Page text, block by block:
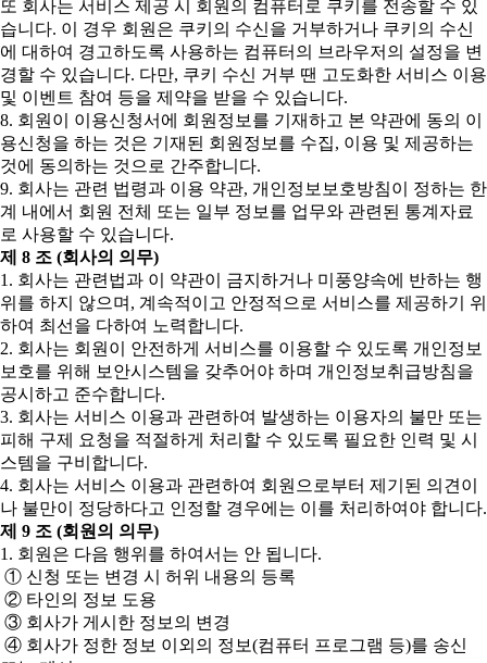
또 회사는 서비스 제공 시 회원의 컴퓨터로 쿠키를 전송할 수 있
습니다. 이 경우 회원은 쿠키의 수신을 거부하거나 쿠키의 수신
에 대하여 경고하도록 사용하는 컴퓨터의 브라우저의 설정을 변
경할 수 있습니다. 다만, 쿠키 수신 거부 땐 고도화한 서비스 이용
및 이벤트 참여 등을 제약을 받을 수 있습니다.
8. 회원이 이용신청서에 회원정보를 기재하고 본 약관에 동의 이
용신청을 하는 것은 기재된 회원정보를 수집, 이용 및 제공하는
것에 동의하는 것으로 간주합니다.
9. 회사는 관련 법령과 이용 약관, 개인정보보호방침이 정하는 한
계 내에서 회원 전체 또는 일부 정보를 업무와 관련된 통계자료
로 사용할 수 있습니다.
제 8 조 (회사의 의무)
1. 회사는 관련법과 이 약관이 금지하거나 미풍양속에 반하는 행
위를 하지 않으며, 계속적이고 안정적으로 서비스를 제공하기 위
하여 최선을 다하여 노력합니다.
2. 회사는 회원이 안전하게 서비스를 이용할 수 있도록 개인정보
보호를 위해 보안시스템을 갖추어야 하며 개인정보취급방침을
공시하고 준수합니다.
3. 회사는 서비스 이용과 관련하여 발생하는 이용자의 불만 또는
피해 구제 요청을 적절하게 처리할 수 있도록 필요한 인력 및 시
스템을 구비합니다.
4. 회사는 서비스 이용과 관련하여 회원으로부터 제기된 의견이
나 불만이 정당하다고 인정할 경우에는 이를 처리하여야 합니다.
제 9 조 (회원의 의무)
1. 회원은 다음 행위를 하여서는 안 됩니다.
① 신청 또는 변경 시 허위 내용의 등록
② 타인의 정보 도용
③ 회사가 게시한 정보의 변경
④ 회사가 정한 정보 이외의 정보(컴퓨터 프로그램 등)를 송신